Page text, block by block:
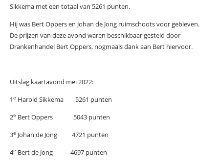
Sikkema met een totaal van 5261 punten.
Hij was Bert Oppers en Johan de Jong ruimschoots voor gebleven.
De prijzen van deze avond waren beschikbaar gesteld door
Drankenhandel Bert Oppers, nogmaals dank aan Bert hiervoor.
Uitslag kaartavond mei 2022:
1e Harold Sikkema 5261 punten
2e Bert Oppers 5043 punten
3e Johan de Jong 4721 punten
4e Bert de Jong 4697 punten